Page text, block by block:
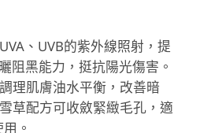
。
：
。
、UVB的紫外線照射，提
阻黑能力，挺抗陽光傷害。
理肌膚油水平衡，改善暗
草配方可收斂緊緻毛孔，適
。